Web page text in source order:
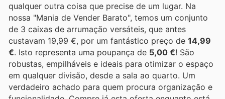
qualquer outra coisa que precise de um lugar. Na
nossa "Mania de Vender Barato", temos um conjunto
de 3 caixas de arrumação versáteis, que antes
custavam 19,99 €, por um fantástico preço de 14,99
€. Isto representa uma poupança de 5,00 €! São
robustas, empilháveis e ideais para otimizar o espaço
em qualquer divisão, desde a sala ao quarto. Um
verdadeiro achado para quem procura organização e